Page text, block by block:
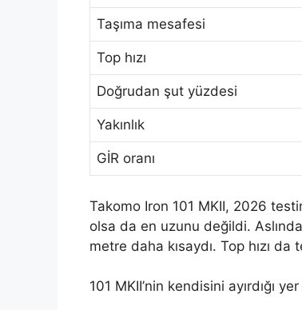
Taşıma mesafesi
Top hızı
Doğrudan şut yüzdesi
Yakınlık
GİR oranı
Takomo Iron 101 MKII, 2026
olsa da en uzunu değildi.
metre daha kısaydı. Top hızı da
101 MKII’nin kendisini ayırdığı